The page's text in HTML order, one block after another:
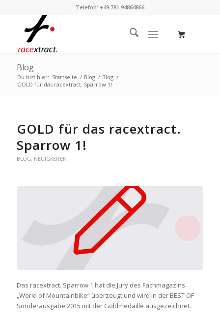
Telefon: +49 781 94864866
Blog
Du bist hier: Startseite / Blog / Blog /
GOLD für das racextract. Sparrow 1!
GOLD für das racextract.
Sparrow 1!
BLOG, NEUIGKEITEN
Das racextract. Sparrow 1 hat die Jury des Fachmagazins
„World of Mountainbike“ überzeugt und wird in der BEST OF
Sonderausgabe 2015 mit der Goldmedaille ausgezeichnet.